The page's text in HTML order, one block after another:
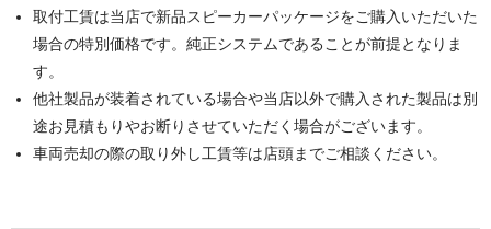
取付工賃は当店で新品スピーカーパッケージをご購入いただいた
場合の特別価格です。純正システムであることが前提となりま
す。
他社製品が装着されている場合や当店以外で購入された製品は別
途お見積もりやお断りさせていただく場合がございます。
車両売却の際の取り外し工賃等は店頭までご相談ください。